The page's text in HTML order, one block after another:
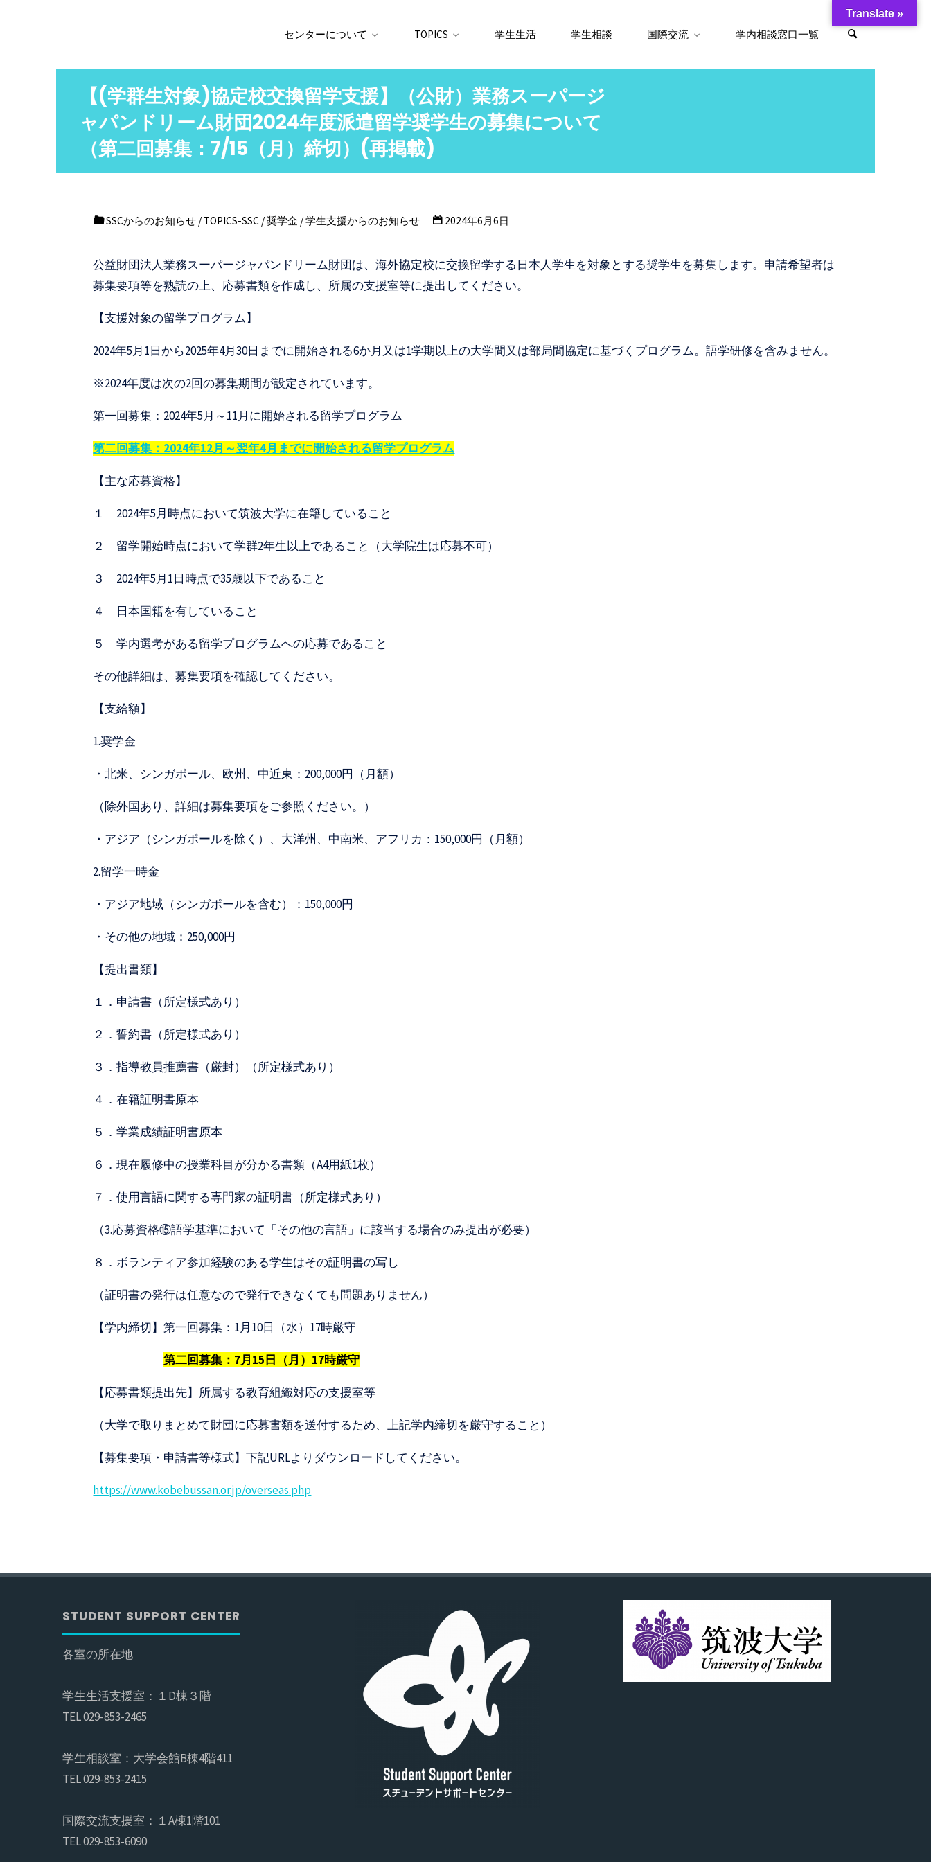
ー
センターについて TOPICS 学生生活 学生相談 国際交流 学内相談窓口一覧
【(学群生対象)協定校交換留学支援】（公財）業務スーパージ
ャパンドリーム財団2024年度派遣留学奨学生の募集について
（第二回募集：7/15（月）締切）(再掲載)
SSCからのお知らせ / TOPICS-SSC /奨学金 /学生支援からのお知らせ 2024年6月6日
公益財団法人業務スーパージャパンドリーム財団は、海外協定校に交換留学する日本人学生を対象とする奨学生を募集します。申請希望者は
募集要項等を熟読の上、応募書類を作成し、所属の支援室等に提出してください。
【支援対象の留学プログラム】
2024年5月1日から2025年4月30日までに開始される6か月又は1学期以上の大学間又は部局間協定に基づくプログラム。語学研修を含みません。
※2024年度は次の2回の募集期間が設定されています。
第一回募集：2024年5月～11月に開始される留学プログラム
第二回募集：2024年12月～翌年4月までに開始される留学プログラム
【主な応募資格】
１ 2024年5月時点において筑波大学に在籍していること
２ 留学開始時点において学群2年生以上であること（大学院生は応募不可）
３ 2024年5月1日時点で35歳以下であること
４ 日本国籍を有していること
５ 学内選考がある留学プログラムへの応募であること
その他詳細は、募集要項を確認してください。
【支給額】
1.奨学金
・北米、シンガポール、欧州、中近東：200,000円（月額）
（除外国あり、詳細は募集要項をご参照ください。）
・アジア（シンガポールを除く）、大洋州、中南米、アフリカ：150,000円（月額）
2.留学一時金
・アジア地域（シンガポールを含む）：150,000円
・その他の地域：250,000円
【提出書類】
１．申請書（所定様式あり）
２．誓約書（所定様式あり）
３．指導教員推薦書（厳封）（所定様式あり）
４．在籍証明書原本
５．学業成績証明書原本
６．現在履修中の授業科目が分かる書類（A4用紙1枚）
７．使用言語に関する専門家の証明書（所定様式あり）
（3.応募資格⑮語学基準において「その他の言語」に該当する場合のみ提出が必要）
８．ボランティア参加経験のある学生はその証明書の写し
（証明書の発行は任意なので発行できなくても問題ありません）
【学内締切】第一回募集：1月10日（水）17時厳守
第二回募集：7月15日（月）17時厳守
【応募書類提出先】所属する教育組織対応の支援室等
（大学で取りまとめて財団に応募書類を送付するため、上記学内締切を厳守すること）
【募集要項・申請書等様式】下記URLよりダウンロードしてください。
https://www.kobebussan.or.jp/overseas.php
STUDENT SUPPORT CENTER
各室の所在地
学生生活支援室：１D棟３階
TEL 029-853-2465
学生相談室：大学会館B棟4階411
TEL 029-853-2415
国際交流支援室：１A棟1階101
TEL 029-853-6090
Translate »